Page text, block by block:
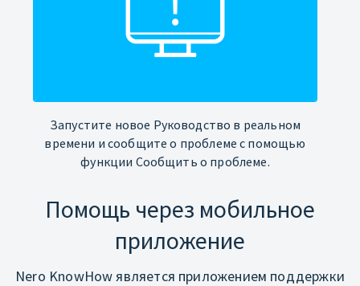
Запустите новое Руководство в реальном
времени и сообщите о проблеме с помощью
функции Сообщить о проблеме.
Помощь через мобильное
приложение
Nero KnowHow является приложением поддержки